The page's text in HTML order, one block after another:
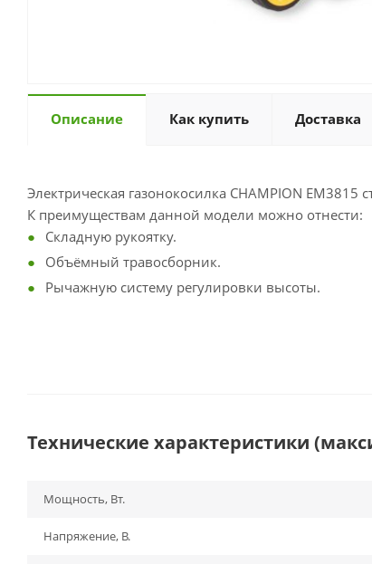
Описание Как купить Доставка
Электрическая газонокосилка CHAMPION
К преимуществам данной модели можно отнести:
Складную рукоятку.
Объёмный травосборник.
Рычажную систему регулировки высоты.
Технические характеристики
Мощность, Вт.
Напряжение, В.